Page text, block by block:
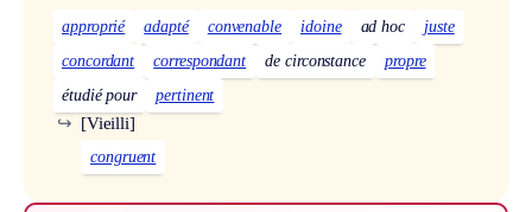
approprié adapté convenable idoine ad hoc
juste
concordant
correspondant de circonstance
propre
étudié pour
pertinent
[Vieilli]
↪
congruent